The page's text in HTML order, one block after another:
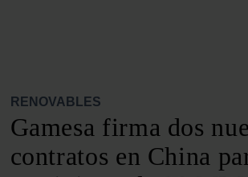
RENOVABLES
Gamesa firma dos
contratos en China